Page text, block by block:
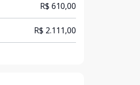
R$ 610,00
R$ 2.111,00